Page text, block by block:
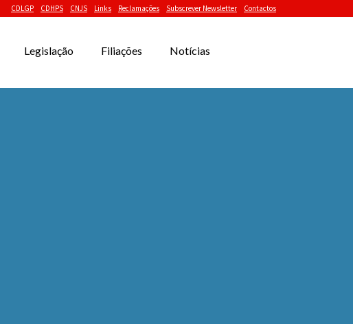
CDLGP CDHPS CNJS Links Reclamações Subscrever Newsletter Contactos
Legislação Filiações Notícias